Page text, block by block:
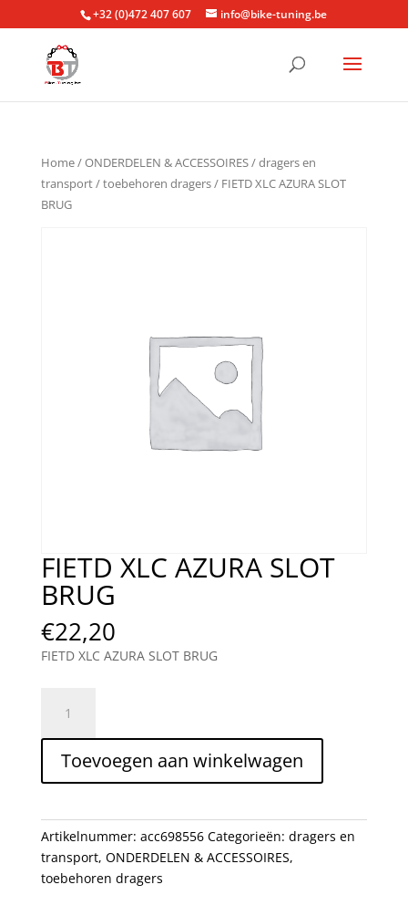
+32 (0)472 407 607 info@bike-tuning.be
Home/ONDERDELEN & ACCESSOIRES/dragers en
transport/toebehoren dragers/ FIETD XLC AZURA SLOT
BRUG
FIETD XLC AZURA SLOT
BRUG
€22,20
FIETD XLC AZURA SLOT BRUG
AZURA
SLOT
BRUG
Toevoegen aan winkelwagen
Artikelnummer: acc698556 Categorieën: dragers en
transport, ONDERDELEN & ACCESSOIRES,
toebehoren dragers